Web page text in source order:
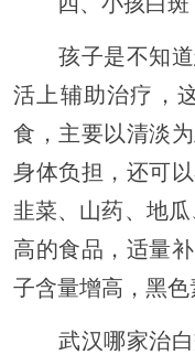
孩子是不知道
活上辅助治疗，
食，主要以清淡
身体负担，还可
韭菜、山药、地
高的食品，适量
子含量增高，黑色
武汉哪家治白